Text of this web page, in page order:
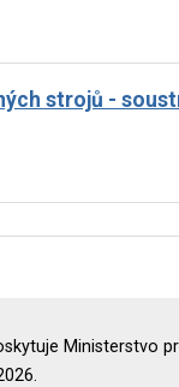
strojů -
Ministerstvo